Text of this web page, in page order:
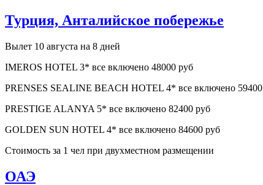
Турция, Анталийское побережье
Вылет 10 августа на 8 дней
IMEROS HOTEL 3* все включено 48000 руб
PRENSES SEALINE BEACH HOTEL 4* все включено
PRESTIGE ALANYA 5* все включено 82400 руб
GOLDEN SUN HOTEL 4* все включено 84600 руб
Стоимость за 1 чел при двухместном размещении
ОАЭ